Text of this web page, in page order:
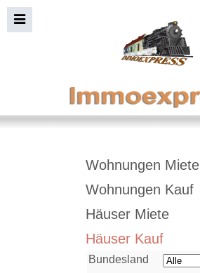
Immobiliensuche+BildWohnungen Miete
Wohnungen Kauf
Häuser Miete
Häuser Kauf
Bundesland